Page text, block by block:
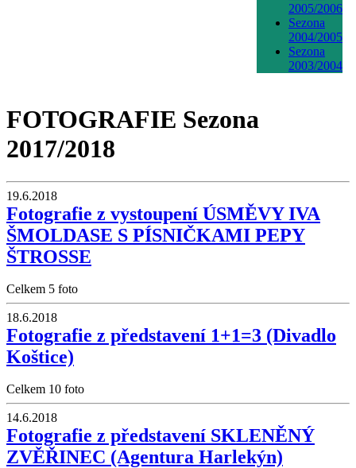
2005/2006
Sezona
2004/2005
Sezona
2003/2004
FOTOGRAFIE Sezona
2017/2018
19.6.2018
Fotografie z vystoupení ÚSMĚVY IVA
ŠMOLDASE S PÍSNIČKAMI PEPY
ŠTROSSE
Celkem 5 foto
18.6.2018
Fotografie z představení 1+1=3 (Divadlo
Koštice)
Celkem 10 foto
14.6.2018
Fotografie z představení SKLENĚNÝ
ZVĚŘINEC (Agentura Harlekýn)